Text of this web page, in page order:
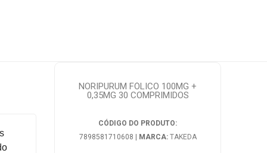
NORIPURUM FÓLICO 100MG +
0,35MG 30 COMPRIMIDOS
CÓDIGO DO PRODUTO:
7898581710608 | MARCA: TAKEDA